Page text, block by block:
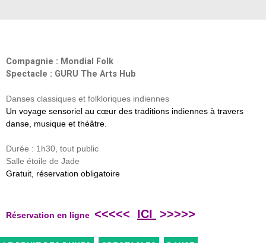
Compagnie : Mondial Folk
Spectacle : GURU The Arts Hub
Danses classiques et folkloriques indiennes
Un voyage sensoriel au cœur des traditions indiennes à travers
danse, musique et théâtre.
Durée : 1h30, tout public
Salle étoile de Jade
Gratuit, réservation obligatoire
Réservation en ligne <<<<< ICI >>>>>